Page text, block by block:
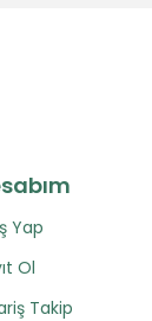
Yap
Ol
Takip